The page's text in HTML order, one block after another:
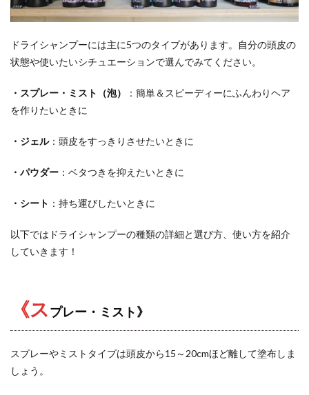
ドライシャンプーには主に5つのタイプがあります。自分の頭皮の
状態や使いたいシチュエーションで選んでみてください。
・スプレー・ミスト（泡）
：簡単＆スピーディーにふんわりヘア
を作りたいときに
・ジェル：頭皮をすっきりさせたいときに
・パウダー ：ベタつきを抑えたいときに
・シート ：持ち運びしたいときに
以下ではドライシャンプーの種類の詳細と選び方、使い方を紹介
していきます！
《スプレー・ミスト》
スプレーやミストタイプは頭皮から15～20cmほど離して塗布しま
しょう。